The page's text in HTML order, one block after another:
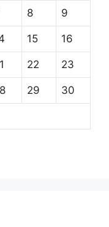
8 9
15 16
22 23
29 30